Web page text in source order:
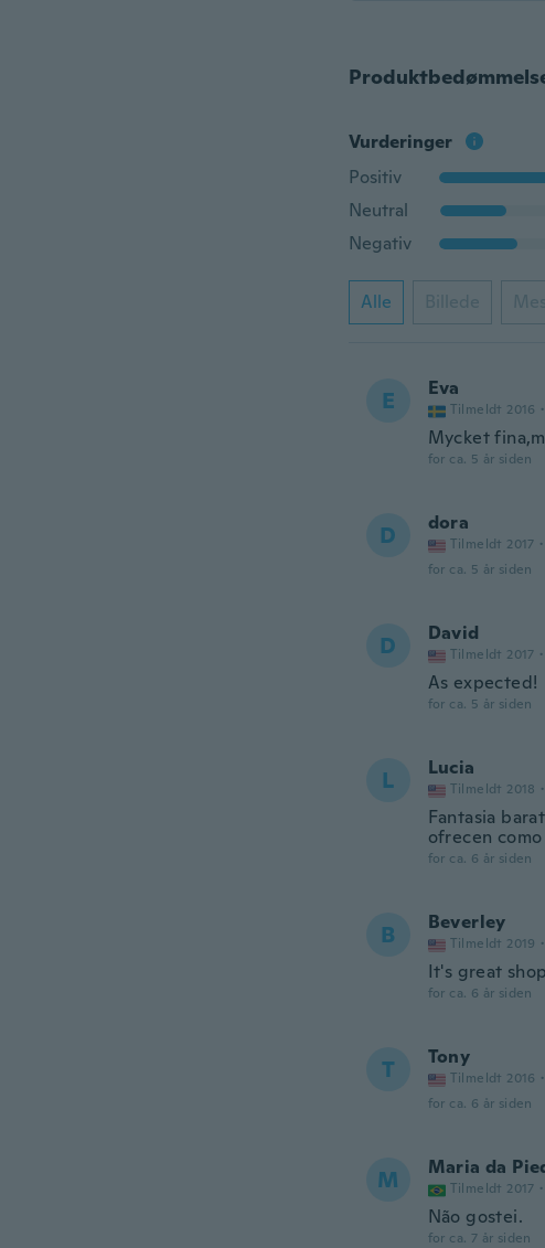
Vurderinger
Positiv
Neutral
Negativ
Alle Billede
E Eva
Tilmeldt 2016 ·
Mycket
for ca. 5 år siden
D dora
Tilmeldt 2017 ·
for ca. 5 år siden
D David
Tilmeldt 2017 ·
As expected!
for ca. 5 år siden
L Lucia
Tilmeldt 2018 ·
Fantasia
ofrecen
for ca. 6 år siden
B Beverley
Tilmeldt 2019 ·
It's great
for ca. 6 år siden
T Tony
Tilmeldt 2016 ·
for ca. 6 år siden
M Maria da
Tilmeldt 2017 ·
Não gostei.
for ca. 7 år siden